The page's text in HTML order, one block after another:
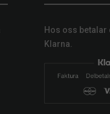
Hos oss betalar
Klarna.